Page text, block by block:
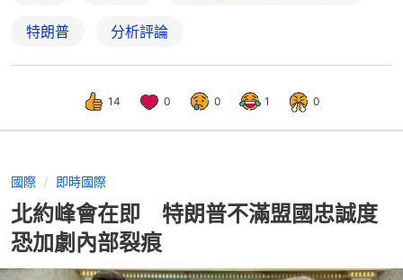
特朗普 分析評論
14 0 0 1 0
國際 即時國際
北約峰會在即 特朗普不滿盟國忠誠度
恐加劇內部裂痕